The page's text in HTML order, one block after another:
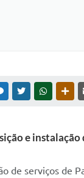
MESSENGER
TWITTERWHATSAPP
e
de serviços de